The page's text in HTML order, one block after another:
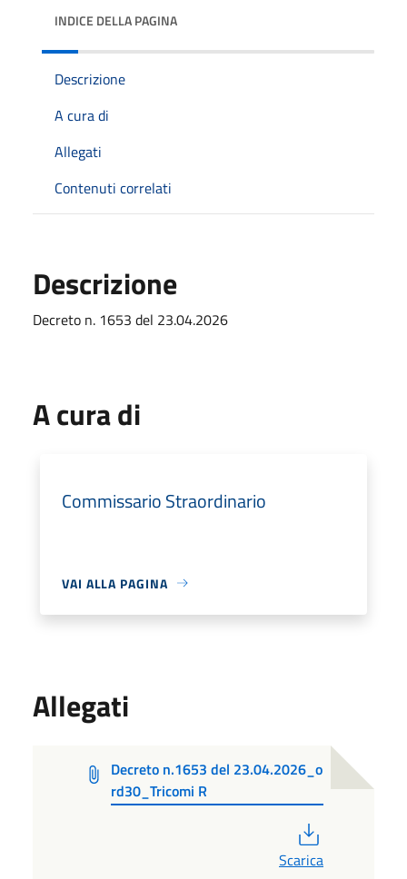
INDICE DELLA PAGINA
Descrizione
A cura di
Allegati
Contenuti correlati
Descrizione
Decreto n. 1653 del 23.04.2026
A cura di
Commissario Straordinario
VAI ALLA PAGINA
Allegati
Decreto n.1653 del 23.04.2026_o
rd30_Tricomi R
Scarica